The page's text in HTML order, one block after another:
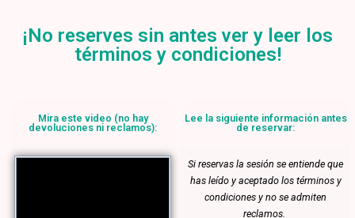
¡No reserves sin antes ver y leer los
términos y condiciones!
Mira este video (no hay
devoluciones ni reclamos):
Lee la siguiente información antes
de reservar:
Si reservas la sesión se entiende que
has leído y aceptado los términos y
condiciones y no se admiten
reclamos.